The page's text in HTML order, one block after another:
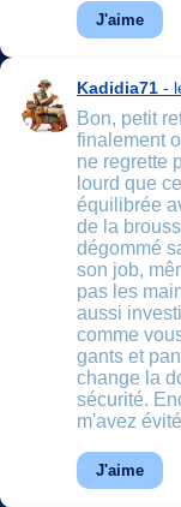
J'aime
Kadidia71 -
Bon, petit
finalement
ne regrette
lourd que
équilibrée
de la
dégommé
son job,
pas les
aussi
comme
gants et
change la
sécurité.
m'avez
J'aime